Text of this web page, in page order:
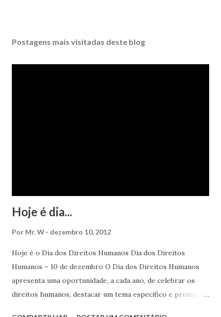
Postagens mais visitadas deste blog
Hoje é dia...
Por Mr. W dezembro 10, 2012
Hoje é o Dia dos Direitos Humanos Dia dos Direitos
Humanos – 10 de dezembro O Dia dos Direitos Humanos
apresenta uma oportunidade, a cada ano, de celebrar os
direitos humanos, destacar um tema específico e promover